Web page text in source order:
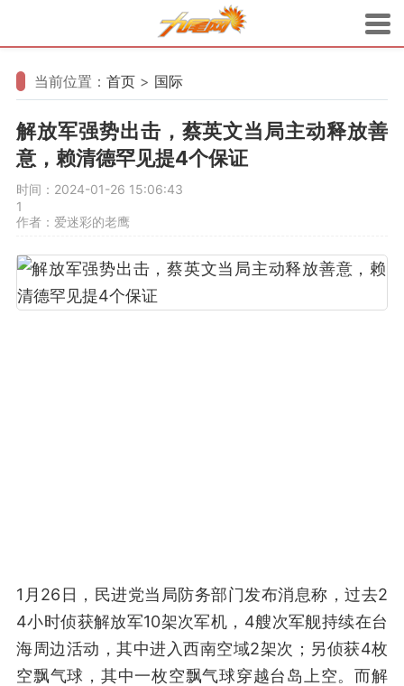
当前位置： 首页 > 国际
解放军强势出击，蔡英文当局主动释放善
意，赖清德罕见提4个保证
时间：2024-01-26 15:06:43
1
作者：爱迷彩的老鹰
1月26日，民进党当局防务部门发布消息称，过去2
4小时侦获解放军10架次军机，4艘次军舰持续在台
海周边活动，其中进入西南空域2架次；另侦获4枚
空飘气球，其中一枚空飘气球穿越台岛上空。而解